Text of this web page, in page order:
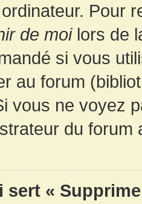
Pour
de moilors de
si vous
au forum
vous ne voyez
du forum
sert «